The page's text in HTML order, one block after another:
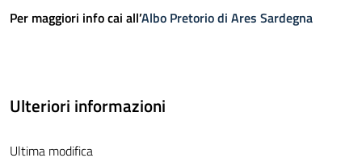
Per maggiori info cai all’Albo Pretorio di Ares Sardegna
Ulteriori informazioni
Ultima modifica